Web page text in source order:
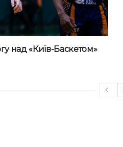
над «Київ-Баскетом»